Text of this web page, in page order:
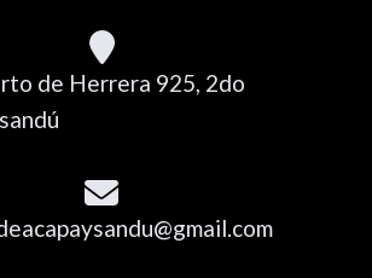
de Herrera 925, 2do